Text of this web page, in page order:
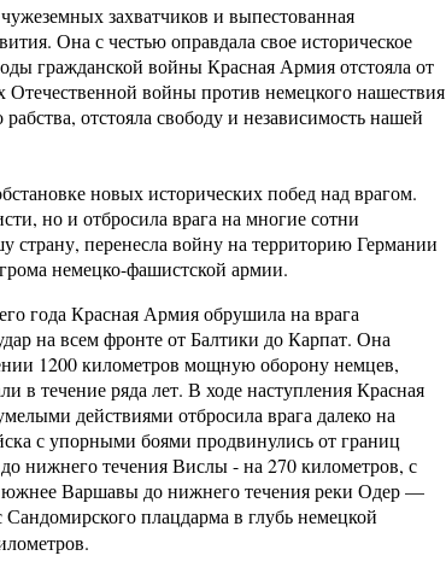
захватчиков и выпестованная
Она с честью оправдала свое историческое
гражданской войны Красная Армия отстояла от
Отечественной войны против немецкого нашествия
отстояла свободу и независимость нашей
новых исторических побед над врагом.
но и отбросила врага на многие сотни
страну, перенесла войну на территорию Германии
немецко-фашистской армии.
года Красная Армия обрушила на врага
на всем фронте от Балтики до Карпат. Она
1200 километров мощную оборону немцев,
в течение ряда лет. В ходе наступления Красная
действиями отбросила врага далеко на
с упорными боями продвинулись от границ
нижнего течения Вислы - на 270 километров, с
южнее Варшавы до нижнего течения реки Одер —
плацдарма в глубь немецкой